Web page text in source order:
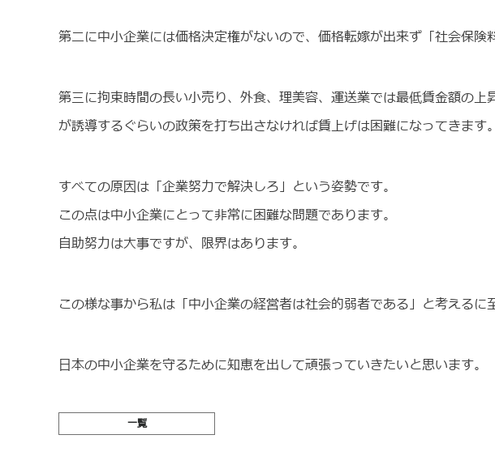
第二に中小企業には価格決定権がないので、価格転嫁が出来ず「社会保険
第三に拘束時間の長い小売り、外食、理美容、運送業では最低賃金額の
が誘導するぐらいの政策を打ち出さなければ賃上げは困難になってきます。
すべての原因は「企業努力で解決しろ」という姿勢です。
この点は中小企業にとって非常に困難な問題であります。
自助努力は大事ですが、限界はあります。
この様な事から私は「中小企業の経営者は社会的弱者である」と考えるに
日本の中小企業を守るために知恵を出して頑張っていきたいと思います。
一覧